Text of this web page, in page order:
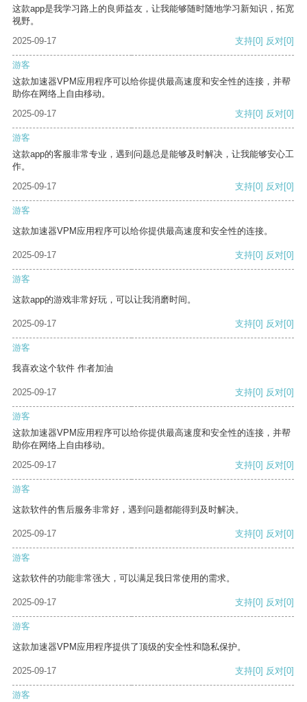
这款app是我学习路上的良师益友，让我能够随时随地学习新知识，拓宽
视野。
2025-09-17
支持[0] 反对[0]
游客
这款加速器VPM应用程序可以给你提供最高速度和安全性的连接，并帮
助你在网络上自由移动。
2025-09-17
支持[0] 反对[0]
游客
这款app的客服非常专业，遇到问题总是能够及时解决，让我能够安心工
作。
2025-09-17
支持[0] 反对[0]
游客
这款加速器VPM应用程序可以给你提供最高速度和安全性的连接。
2025-09-17 支持[0] 反对[0]
游客
这款app的游戏非常好玩，可以让我消磨时间。
2025-09-17 支持[0] 反对[0]
游客
我喜欢这个软件 作者加油
2025-09-17 支持[0] 反对[0]
游客
这款加速器VPM应用程序可以给你提供最高速度和安全性的连接，并帮
助你在网络上自由移动。
2025-09-17
支持[0] 反对[0]
游客
这款软件的售后服务非常好，遇到问题都能得到及时解决。
2025-09-17 支持[0] 反对[0]
游客
这款软件的功能非常强大，可以满足我日常使用的需求。
2025-09-17 支持[0] 反对[0]
游客
这款加速器VPM应用程序提供了顶级的安全性和隐私保护。
2025-09-17 支持[0] 反对[0]
游客